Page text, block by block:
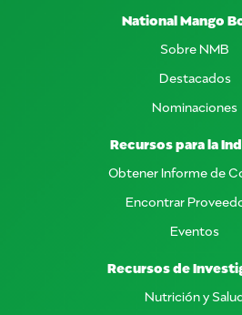
National Mango
Sobre NMB
Destacados
Nominaciones
Recursos para la
Obtener Informe de
Encontrar
Eventos
Recursos de
Nutrición y